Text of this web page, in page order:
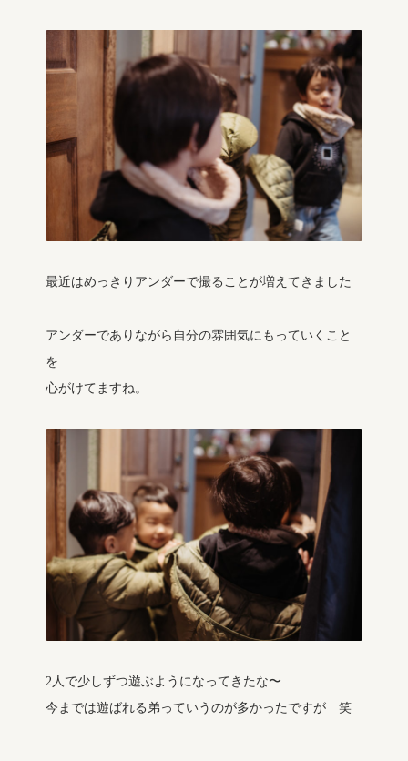
最近はめっきりアンダーで撮ることが増えてきました
アンダーでありながら自分の雰囲気にもっていくこと
を
心がけてますね。
2人で少しずつ遊ぶようになってきたな〜
今までは遊ばれる弟っていうのが多かったですが 笑